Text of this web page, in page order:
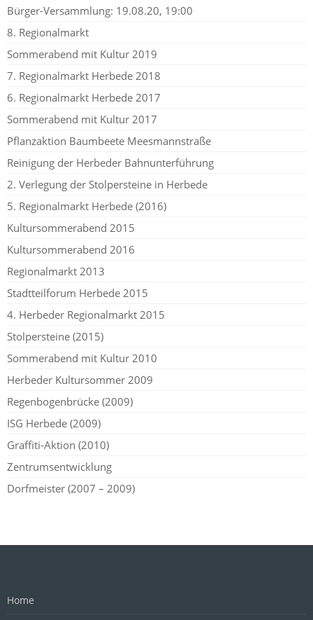
Bürger-Versammlung: 19.08.20, 19:00
8. Regionalmarkt
Sommerabend mit Kultur 2019
7. Regionalmarkt Herbede 2018
6. Regionalmarkt Herbede 2017
Sommerabend mit Kultur 2017
Pflanzaktion Baumbeete Meesmannstraße
Reinigung der Herbeder Bahnunterführung
2. Verlegung der Stolpersteine in Herbede
5. Regionalmarkt Herbede (2016)
Kultursommerabend 2015
Kultursommerabend 2016
Regionalmarkt 2013
Stadtteilforum Herbede 2015
4. Herbeder Regionalmarkt 2015
Stolpersteine (2015)
Sommerabend mit Kultur 2010
Herbeder Kultursommer 2009
Regenbogenbrücke (2009)
ISG Herbede (2009)
Graffiti-Aktion (2010)
Zentrumsentwicklung
Dorfmeister (2007 – 2009)
Home